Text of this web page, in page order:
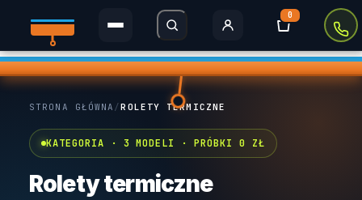
0
Rolety Dzień i Noc
Rolety w kasecie
Plisy
Rolety MINI
STRONA GŁÓWNA /ROLETY TERMICZNE
KATEGORIA · 3 MODELI · PRÓBKI 0 ZŁ
Rolety termiczne